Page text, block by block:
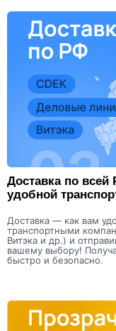
Доставка по всей
удобной
Доставка — как вам
транспортными
Витэка и др.) и
вашему выбору!
быстро и безопасно.